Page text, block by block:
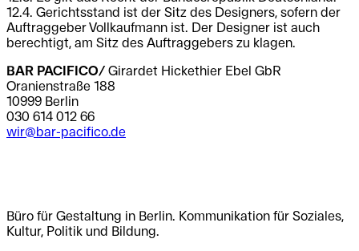
12.4. Gerichtsstand ist der Sitz des Designers, sofern der
Auftraggeber Vollkaufmann ist. Der Designer ist auch
berechtigt, am Sitz des Auftraggebers zu klagen.
BAR PACIFICO/ Girardet Hickethier Ebel GbR
Oranienstraße 188
10999 Berlin
030 614 012 66
wir@bar-pacifico.de
Büro für Gestaltung in Berlin. Kommunikation für Soziales,
Kultur, Politik und Bildung.